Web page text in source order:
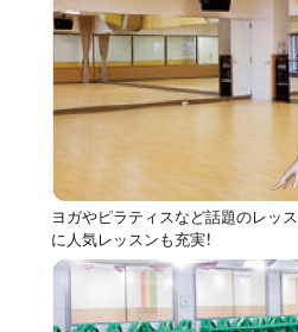
ヨガやピラティスなど話題のレッ
に人気レッスンも充実！